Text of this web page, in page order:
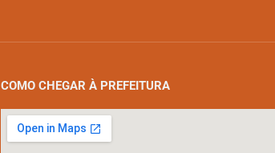
COMO CHEGAR À PREFEITURA